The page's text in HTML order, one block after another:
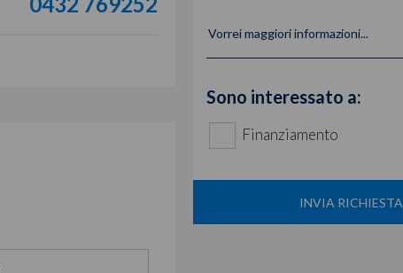
Vorrei maggiori informazioni...
Sono interessato a:
Finanziamento
INVIA RICHIESTA